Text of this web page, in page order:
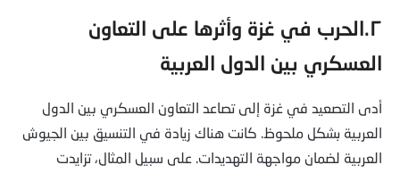
٢.الحرب في غزة وأثرها على التعاون
العسكري بين الدول العربية
أدى التصعيد في غزة إلى تصاعد التعاون العسكري بين الدول
العربية بشكل ملحوظ. كانت هناك زيادة في التنسيق بين الجيوش
العربية لضمان مواجهة التهديدات. على سبيل المثال، تزايدت